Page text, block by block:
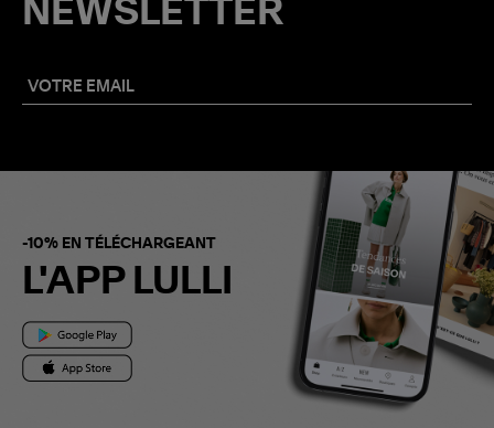
NEWSLETTER
-10% EN TÉLÉCHARGEANT
L'APP LULLI